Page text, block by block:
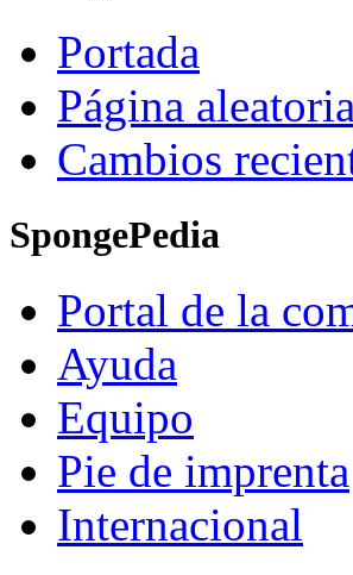
Portada
Página aleatoria
Cambios
SpongePedia
Portal de la
Ayuda
Equipo
Pie de imprenta
Internacional